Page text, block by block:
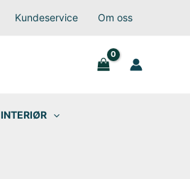
Kundeservice Om oss
INTERIØR